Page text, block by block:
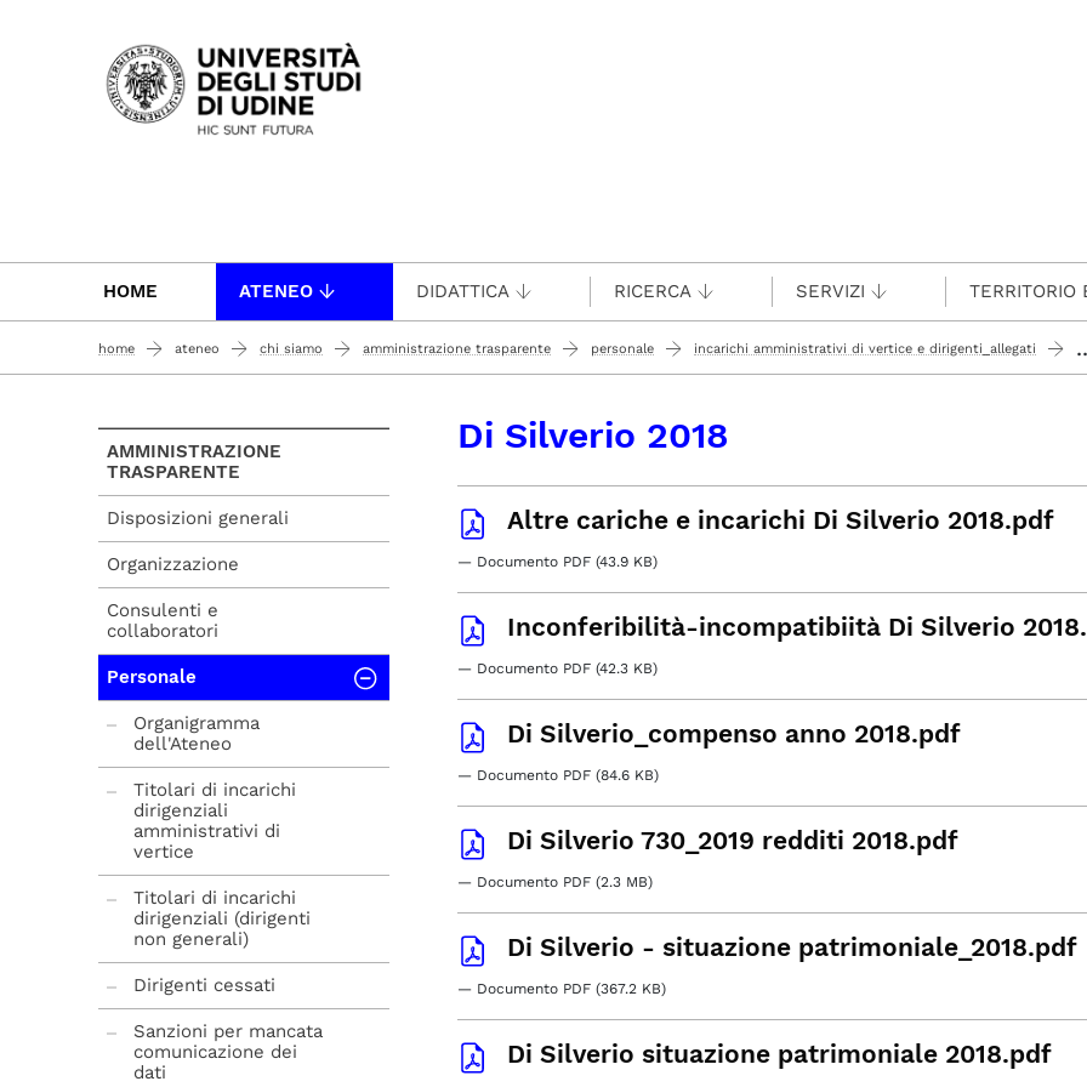
Passa al contenuto principale
HOME ATENEO DIDATTICA RICERCA SERVIZI TERRITORIO
home ateneo chi siamo amministrazione trasparente personale incarichi amministrativi di vertice e dirigenti_allegati
Di Silverio 2018
Altre cariche e incarichi Di Silverio 2018.pdf
— Documento PDF (43.9 KB)
Inconferibilità-incompatibiità Di Silverio
— Documento PDF (42.3 KB)
Di Silverio_compenso anno 2018.pdf
— Documento PDF (84.6 KB)
Di Silverio 730_2019 redditi 2018.pdf
— Documento PDF (2.3 MB)
Di Silverio - situazione patrimoniale_2018.pdf
— Documento PDF (367.2 KB)
Di Silverio situazione patrimoniale 2018.pdf
AMMINISTRAZIONE
TRASPARENTE
Disposizioni generali
Organizzazione
Consulenti e
collaboratori
Personale
Organigramma
dell'Ateneo
Titolari di incarichi
dirigenziali
amministrativi di
vertice
Titolari di incarichi
dirigenziali (dirigenti
non generali)
Dirigenti cessati
Sanzioni per mancata
comunicazione dei
dati